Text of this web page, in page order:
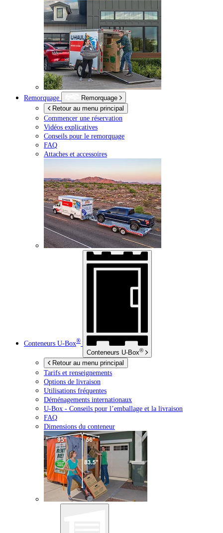
Remorquage
Remorquage
Retour au menu principal
Commencer une réservation
Vidéos explicatives
Conseils pour le remorquage
FAQ
Attaches et accessoires
Conteneurs U-Box®
Conteneurs U-Box®
Retour au menu principal
Tarifs et renseignements
Options de livraison
Utilisations fréquentes
Déménagements internationaux
U-Box - Conseils pour l’emballage et la livraison
FAQ
Dimensions du conteneur